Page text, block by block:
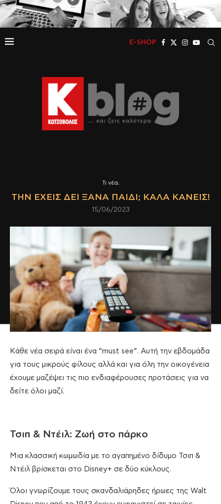
E-SHOP
Τι νέα;
ΤΗΝ ΈΧΕΙΣ ΔΕΙ ΞΑΝΆ ΠΑΙΔΊ; ΚΑΛΆ ΚΆΝΕΙΣ!
15/06/2023
Κάθε νέα σειρά είναι ένα “must see”. Αυτή την εβδομάδα
για τους μικρούς φίλους αλλά και για όλη την οικογένεια
έχουμε μαζέψει τις πιο ενδιαφέρουσες προτάσεις για να
δείτε όλοι μαζί.
Τσιπ & Ντέιλ: Ζωή στο πάρκο
Μια κλασσική κωμωδία με το αγαπημένο δίδυμο Τσιπ &
Ντέιλ βρίσκεται στο Disney+ σε δύο κύκλους.
Όλοι γνωρίζουμε τους σκανδαλιάρηδες ήρωες της Walt